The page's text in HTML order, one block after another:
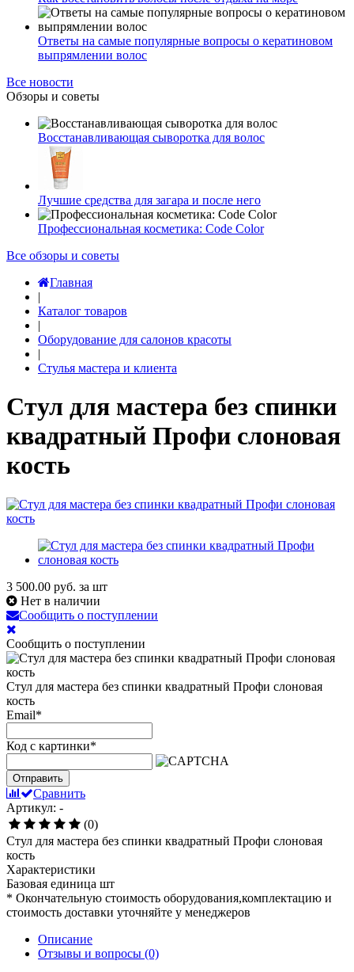
Ответы на самые популярные вопросы о кератиновом
выпрямлении волос
Все новости
Обзоры и советы
Восстанавливающая сыворотка для волос
Лучшие средства для загара и после него
Профессиональная косметика: Code Color
Все обзоры и советы
Главная
|
Каталог товаров
|
Оборудование для салонов красоты
|
Стулья мастера и клиента
Стул для мастера без спинки
квадратный Профи слоновая
кость
3 500.00 руб. за шт
Нет в наличии
Сообщить о поступлении
Сообщить о поступлении
Стул для мастера без спинки квадратный Профи слоновая
кость
Email*
Код с картинки*
Отправить
Сравнить
Артикул: -
(0)
Стул для мастера без спинки квадратный Профи слоновая
кость
Характеристики
Базовая единица шт
* Окончательную стоимость оборудования,комплектацию и
стоимость доставки уточняйте у менеджеров
Описание
Отзывы и вопросы (0)